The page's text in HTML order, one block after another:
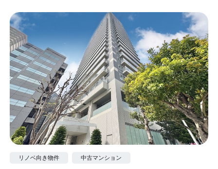
リノベ向き物件 中古マンション